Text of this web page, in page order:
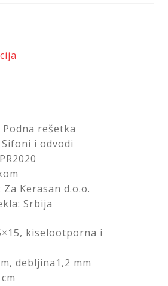
rešetka
i odvodi
Kerasan d.o.o.
Srbija
kiselootporna i
debljina1,2 mm